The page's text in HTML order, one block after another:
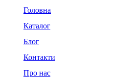
Головна
Каталог
Блог
Контакти
Про нас